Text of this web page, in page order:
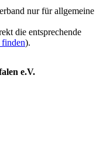
nur für allgemeine
die entsprechende
).
e.V.